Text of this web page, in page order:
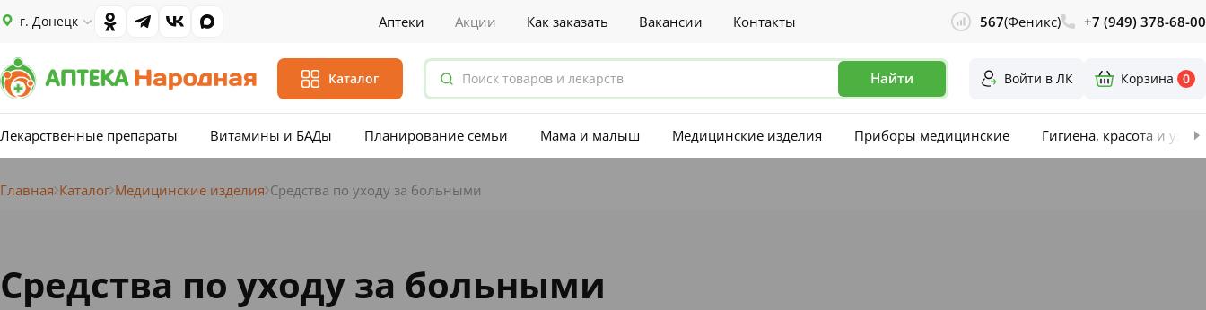
г. Донецк Аптеки Акции Как заказать Вакансии Контакты 567(Феникс) +7 (949) 378-68-00
Каталог Найти Войти в ЛК Корзина 0
Лекарственные препараты Витамины и БАДы Планирование семьи Мама и малыш Медицинские изделия Приборы медицинские Гигиена, красота и уход
Главная Каталог Медицинские изделия Средства по уходу за больными
Средства по уходу за больными